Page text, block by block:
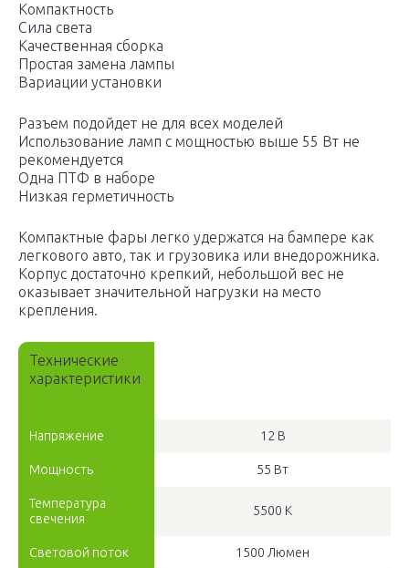
Компактность
Сила света
Качественная сборка
Простая замена лампы
Вариации установки
Разъем подойдет не для всех моделей
Использование ламп с мощностью выше 55 Вт не
рекомендуется
Одна ПТФ в наборе
Низкая герметичность
Компактные фары легко удержатся на бампере как
легкового авто, так и грузовика или внедорожника.
Корпус достаточно крепкий, небольшой вес не
оказывает значительной нагрузки на место
крепления.
Технические
характеристики
Напряжение 12 В
Мощность 55 Вт
Температура
свечения
5500 К
Световой поток 1500 Люмен